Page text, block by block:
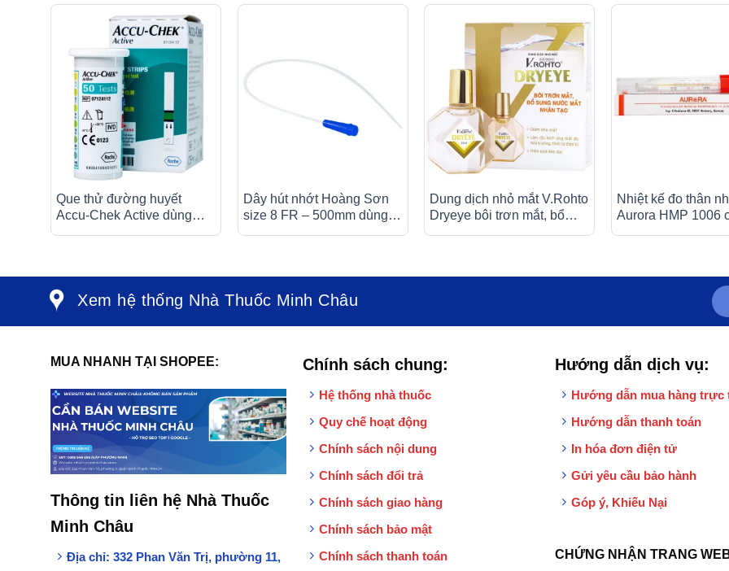
Que thử đường huyết
Accu-Chek Active dùng
Dây hút nhớt Hoàng Sơn
size 8 FR – 500mm dùng
Dung dịch nhỏ mắt V.Rohto
Dryeye bôi trơn mắt, bổ
Nhiệt kế đo thân
Aurora HMP 1006
Xem hệ thống Nhà Thuốc Minh Châu
MUA NHANH TẠI SHOPEE:
Thông tin liên hệ Nhà Thuốc
Minh Châu
Địa chỉ: 332 Phan Văn Trị, phường 11,
Chính sách chung:
Hệ thống nhà thuốc
Quy chế hoạt động
Chính sách nội dung
Chính sách đổi trả
Chính sách giao hàng
Chính sách bảo mật
Chính sách thanh toán
Hướng dẫn dịch vụ:
Hướng dẫn mua hàng trực
Hướng dẫn thanh toán
In hóa đơn điện tử
Gửi yêu cầu bảo hành
Góp ý, Khiếu Nại
CHỨNG NHẬN TRANG